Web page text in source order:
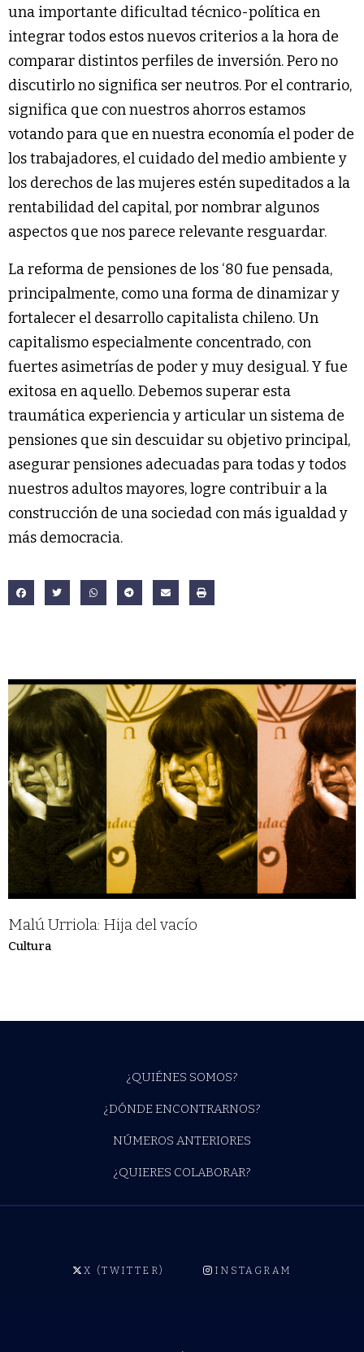
una importante dificultad técnico-política en
integrar todos estos nuevos criterios a la hora de
comparar distintos perfiles de inversión. Pero no
discutirlo no significa ser neutros. Por el contrario,
significa que con nuestros ahorros estamos
votando para que en nuestra economía el poder de
los trabajadores, el cuidado del medio ambiente y
los derechos de las mujeres estén supeditados a la
rentabilidad del capital, por nombrar algunos
aspectos que nos parece relevante resguardar.
La reforma de pensiones de los ‘80 fue pensada,
principalmente, como una forma de dinamizar y
fortalecer el desarrollo capitalista chileno. Un
capitalismo especialmente concentrado, con
fuertes asimetrías de poder y muy desigual. Y fue
exitosa en aquello. Debemos superar esta
traumática experiencia y articular un sistema de
pensiones que sin descuidar su objetivo principal,
asegurar pensiones adecuadas para todas y todos
nuestros adultos mayores, logre contribuir a la
construcción de una sociedad con más igualdad y
más democracia.
Malú Urriola: Hija del vacío
Cultura
¿QUIÉNES SOMOS?
¿DÓNDE ENCONTRARNOS?
NÚMEROS ANTERIORES
¿QUIERES COLABORAR?
X (TWITTER) INSTAGRAM